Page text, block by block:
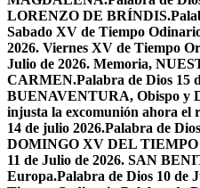
LORENZO DE BRÍNDIS.
Sabado XV de Tiempo
2026. Viernes XV de Tiempo
Julio de 2026. Memoria,
CARMEN.Palabra de Dios 15
BUENAVENTURA, Obispo y
injusta la excomunión ahora el
14 de julio 2026.Palabra de
DOMINGO XV DEL
11 de Julio de 2026. SAN
Europa.Palabra de Dios 10 de